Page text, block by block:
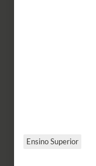
Ensino Superior